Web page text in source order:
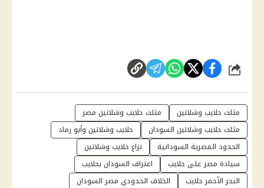
شارك
مثلث حلايب وشلاتين
مثلث حلايب وشلاتين مصر
مثلث حلايب وشلاتين السودان
حلايب وشلاتين وأبو رماد
الحدود المصرية السودانية
نزاع حلايب وشلاتين
سيادة مصر على حلايب
اعتراف السودان بحلايب
البحر الأحمر حلايب
الخلاف الحدودي مصر السودان